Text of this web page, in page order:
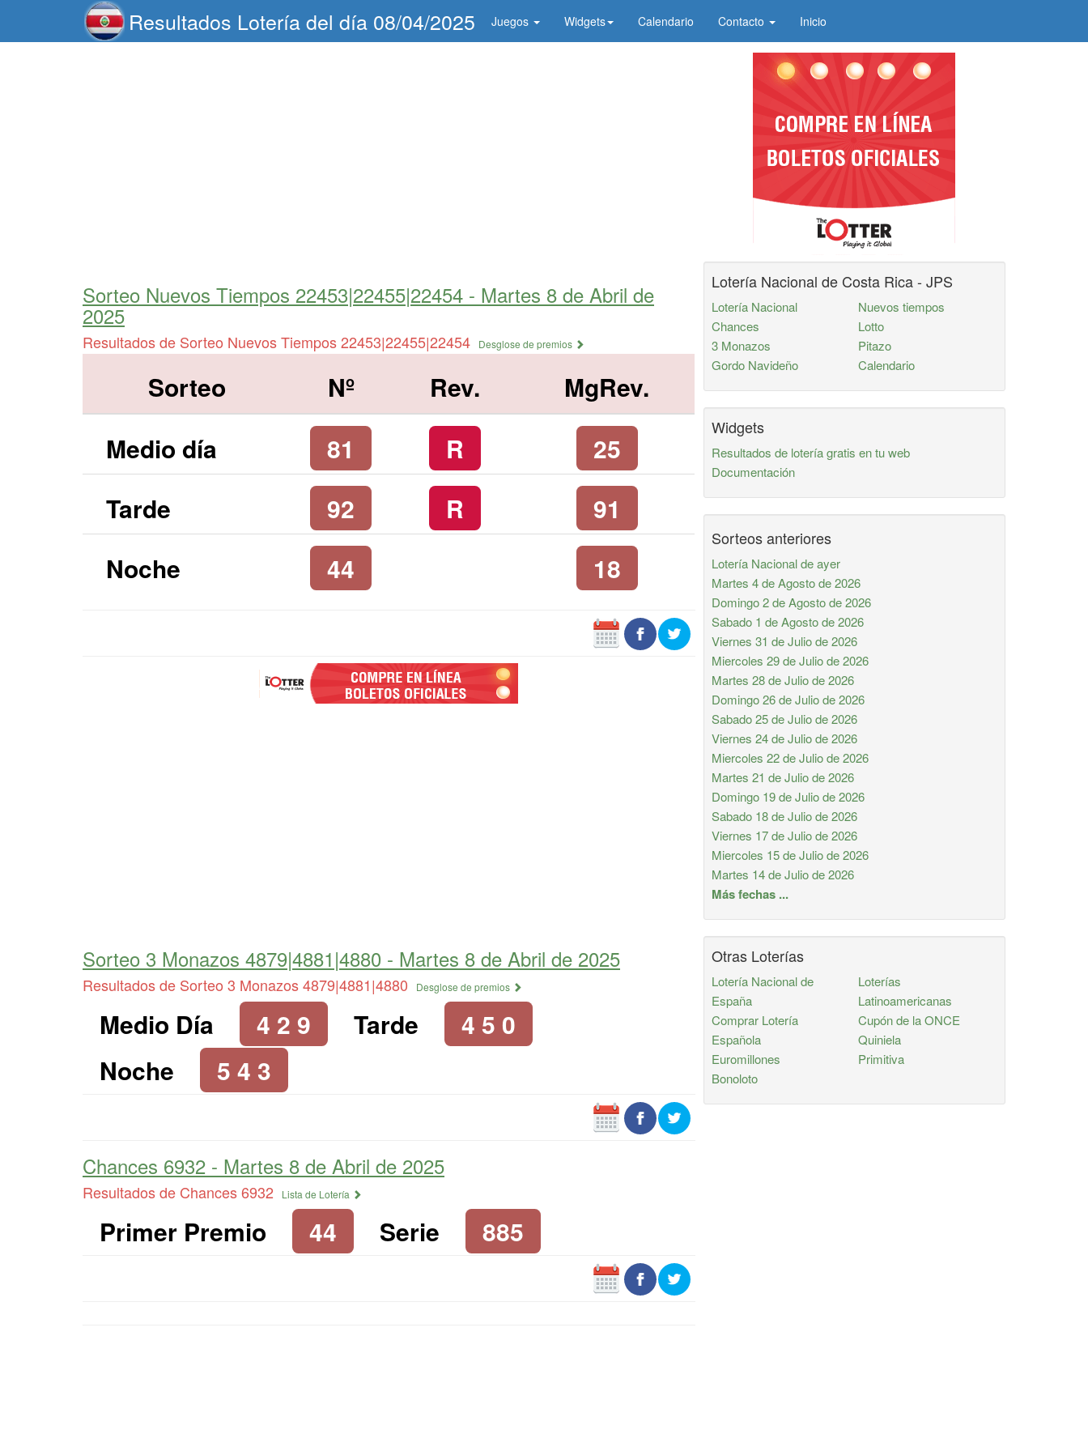
Resultados Lotería del día 08/04/2025 Juegos Widgets Calendario Contacto Inicio
Sorteo Nuevos Tiempos 22453|22455|22454 - Martes 8 de Abril de
2025
Resultados de Sorteo Nuevos Tiempos 22453|22455|22454 Desglose de premios
Sorteo Nº Rev.
MgRev.
Medio día
81 R
25
Tarde
92 R
91
Noche
44 18
Sorteo 3 Monazos 4879|4881|4880 - Martes 8 de Abril de 2025
Resultados de Sorteo 3 Monazos 4879|4881|4880 Desglose de premios
Medio Día 4 2 9 Tarde
4 5 0
Noche
5 4 3
Chances 6932 - Martes 8 de Abril de 2025
Resultados de Chances 6932 Lista de Lotería
Primer Premio 44 Serie 885
Lotería Nacional de Costa Rica - JPS
Lotería Nacional
Chances
3 Monazos
Gordo Navideño
Nuevos tiempos
Lotto
Pitazo
Calendario
Widgets
Resultados de lotería gratis en tu web
Documentación
Sorteos anteriores
Lotería Nacional de ayer
Martes 4 de Agosto de 2026
Domingo 2 de Agosto de 2026
Sabado 1 de Agosto de 2026
Viernes 31 de Julio de 2026
Miercoles 29 de Julio de 2026
Martes 28 de Julio de 2026
Domingo 26 de Julio de 2026
Sabado 25 de Julio de 2026
Viernes 24 de Julio de 2026
Miercoles 22 de Julio de 2026
Martes 21 de Julio de 2026
Domingo 19 de Julio de 2026
Sabado 18 de Julio de 2026
Viernes 17 de Julio de 2026
Miercoles 15 de Julio de 2026
Martes 14 de Julio de 2026
Más fechas ...
Otras Loterías
Lotería Nacional de
España
Comprar Lotería
Española
Euromillones
Bonoloto
Loterías
Latinoamericanas
Cupón de la ONCE
Quiniela
Primitiva